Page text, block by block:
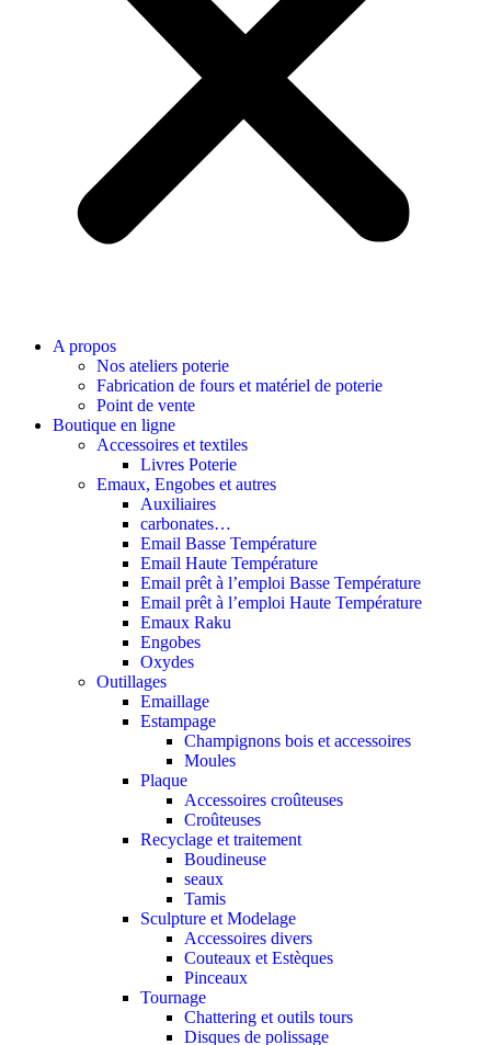
A propos
Nos ateliers poterie
Fabrication de fours et matériel de poterie
Point de vente
Boutique en ligne
Accessoires et textiles
Livres Poterie
Emaux, Engobes et autres
Auxiliaires
carbonates…
Email Basse Température
Email Haute Température
Email prêt à l’emploi Basse Température
Email prêt à l’emploi Haute Température
Emaux Raku
Engobes
Oxydes
Outillages
Emaillage
Estampage
Champignons bois et accessoires
Moules
Plaque
Accessoires croûteuses
Croûteuses
Recyclage et traitement
Boudineuse
seaux
Tamis
Sculpture et Modelage
Accessoires divers
Couteaux et Estèques
Pinceaux
Tournage
Chattering et outils tours
Disques de polissage